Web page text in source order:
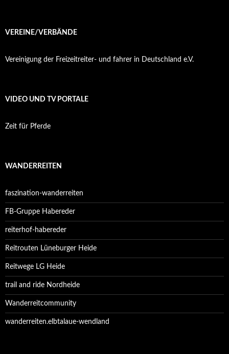
VEREINE/VERBÄNDE
Vereinigung der Freizeitreiter- und fahrer in Deutschland e.V.
VIDEO UND TV PORTALE
Zeit für Pferde
WANDERREITEN
faszination-wanderreiten
FB-Gruppe Habereder
reiterhof-habereder
Reitrouten Lüneburger Heide
Reitwege LG Heide
trail and ride Nordheide
Wanderreitcommunity
wanderreiten.elbtalaue-wendland